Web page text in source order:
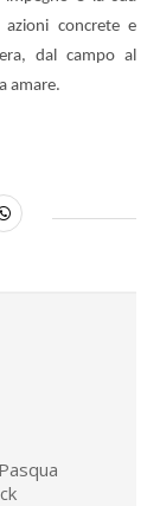
concrete e
dal campo al
amare.